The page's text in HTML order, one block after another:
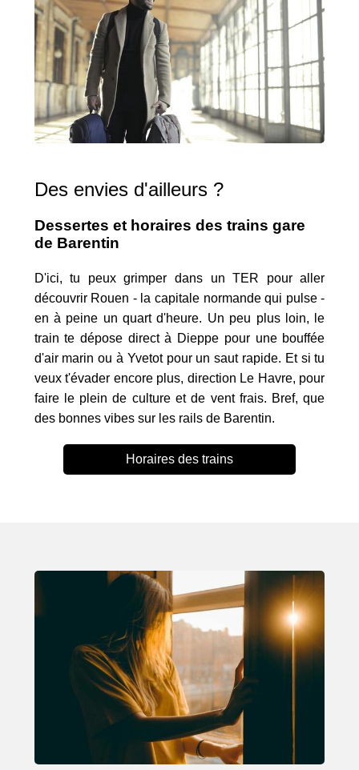
Des envies d'ailleurs ?
Dessertes et horaires des trains gare
de Barentin
D'ici, tu peux grimper dans un TER pour aller
découvrir Rouen - la capitale normande qui pulse -
en à peine un quart d'heure. Un peu plus loin, le
train te dépose direct à Dieppe pour une bouffée
d'air marin ou à Yvetot pour un saut rapide. Et si tu
veux t'évader encore plus, direction Le Havre, pour
faire le plein de culture et de vent frais. Bref, que
des bonnes vibes sur les rails de Barentin.
Horaires des trains